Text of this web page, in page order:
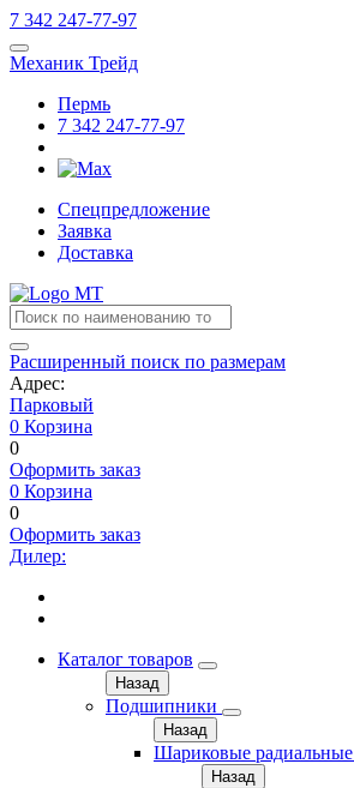
7 342 247-77-97
Механик Трейд
Пермь
7 342 247-77-97
Спецпредложение
Заявка
Доставка
Расширенный поиск по размерам
Адрес:
Парковый
0 Корзина
0
Оформить заказ
0 Корзина
0
Оформить заказ
Дилер:
Каталог товаров
Назад
Подшипники
Назад
Шариковые радиальные
Назад